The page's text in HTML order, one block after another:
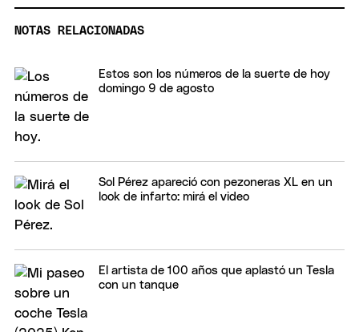
NOTAS RELACIONADAS
Estos son los números de la suerte de hoy
domingo 9 de agosto
Sol Pérez apareció con pezoneras XL en un
look de infarto: mirá el video
El artista de 100 años que aplastó un Tesla
con un tanque